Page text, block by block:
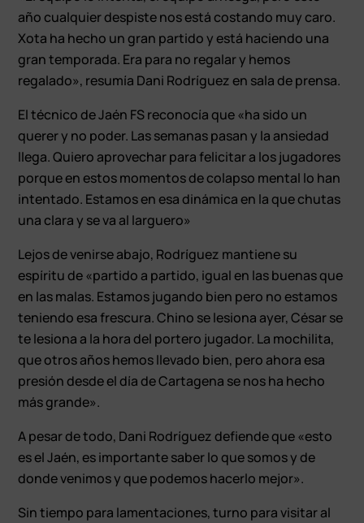
año cualquier despiste nos está costando muy caro.
Xota ha hecho un gran partido y está haciendo una
gran temporada. Era para no regalar y hemos
regalado», resumía Dani Rodríguez en sala de prensa.
El técnico de Jaén FS reconocía que «ha sido un
querer y no poder. Las semanas pasan y la ansiedad
llega. Quiero aprovechar para felicitar a los jugadores
porque en estos momentos de colapso mental lo han
intentado. Estamos en esa dinámica en la que chutas
una clara y se va al larguero»
Lejos de venirse abajo, Rodríguez mantiene su
espíritu de «partido a partido, igual en las buenas que
en las malas. Estamos jugando bien pero no estamos
teniendo esa frescura. Chino se lesiona ayer, César se
te lesiona a la hora del portero jugador. La mochilita,
que otros años hemos llevado bien, pero ahora esa
presión desde el día de Cartagena se nos ha hecho
más grande».
A pesar de todo, Dani Rodríguez defiende que «esto
es el Jaén, es importante saber lo que somos y de
donde venimos y que podemos hacerlo mejor».
Sin tiempo para lamentaciones, turno para visitar al